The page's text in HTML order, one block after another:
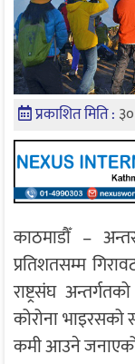
प्रकाशित मिति :
काठमाडौँ –
प्रतिशतसम्म
राष्ट्रसंघ
कोरोना
कमी आउने जनाएको